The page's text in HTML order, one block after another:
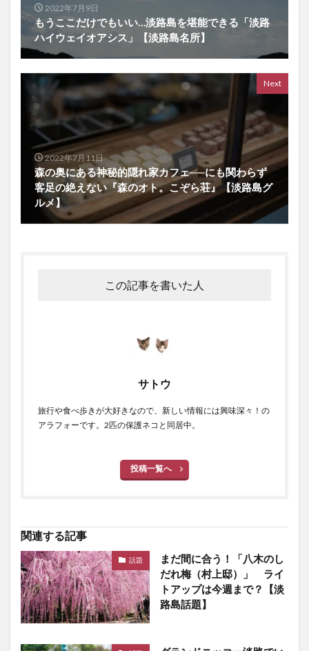
2022年7月9日
もうここだけでもいい…淡路島を堪能できる「淡路
ハイウェイオアシス」【淡路島名所】
Next
2022年7月11日
森の奥にある神秘的隠れ家カフェ──にも関わらず
客足の絶えない『森のオト。こぞら荘』【淡路島グ
ルメ】
この記事を書いた人
サトウ
旅行や食べ歩きが大好きなので、新しい情報には興味深々！の
アラフォーです。2匹の保護ネコと同居中。
投稿一覧へ
関連する記事
話題
まだ間に合う！「八木のし
だれ梅（村上邸）」 ライ
トアップは今週まで？【淡
路島話題】